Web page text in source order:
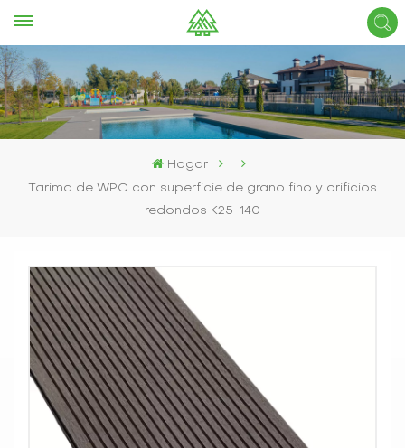
Hogar
Tarima de WPC con superficie de grano fino y orificios
redondos K25-140